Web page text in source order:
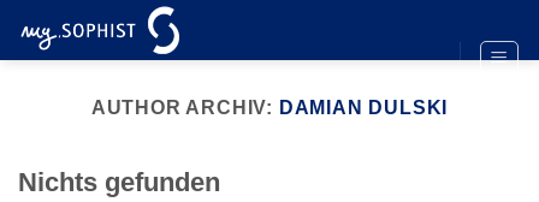
Inhalt
AUTHOR ARCHIV: DAMIAN DULSKI
Nichts gefunden